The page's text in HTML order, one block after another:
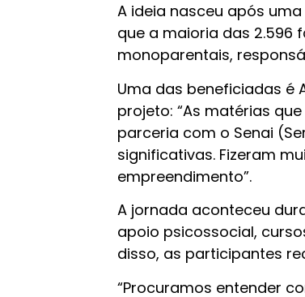
A ideia nasceu após
que a maioria das 2.596
monoparentais,
Uma das beneficiadas é
projeto: “As matérias
parceria com o Senai
significativas. Fizeram
empreendimento”.
A jornada aconteceu
apoio psicossocial,
disso, as participantes
“Procuramos entender